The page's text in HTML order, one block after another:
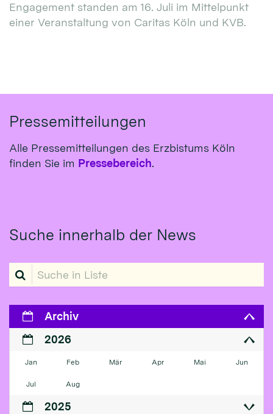
Engagement standen am 16. Juli im Mittelpunkt
einer Veranstaltung von Caritas Köln und KVB.
Pressemitteilungen
Alle Pressemitteilungen des Erzbistums Köln
finden Sie im Pressebereich.
Suche innerhalb der News
Suche in Liste
Archiv
2026
Jan Feb Mär Apr Mai Jun
Jul Aug
2025